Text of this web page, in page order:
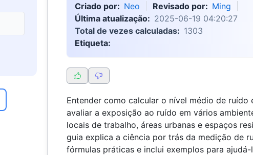
Criado por: Neo Revisado por: Ming
Última atualização: 2025-06-19 04:20:27
Total de vezes calculadas: 1303
Etiqueta:
Entender como calcular o nível médio de ruído
avaliar a exposição ao ruído em vários
locais de trabalho, áreas urbanas e espaços
guia explica a ciência por trás da medição de
fórmulas práticas e inclui exemplos para